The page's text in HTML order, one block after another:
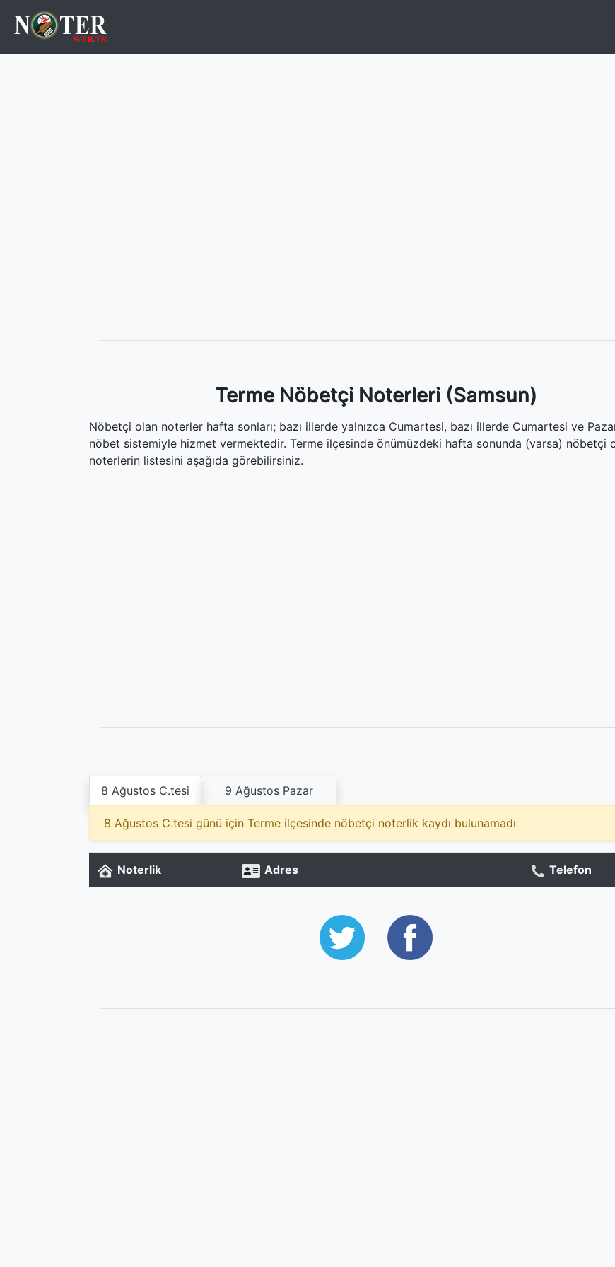
Terme Nöbetçi Noterleri (Samsun)
Nöbetçi olan noterler hafta sonları; bazı illerde yalnızca Cumartesi, bazı illerde Cumartesi ve
nöbet sistemiyle hizmet vermektedir. Terme ilçesinde önümüzdeki hafta sonunda (varsa) nöbetçi
noterlerin listesini aşağıda görebilirsiniz.
8 Ağustos C.tesi 9 Ağustos Pazar
8 Ağustos C.tesi günü için Terme ilçesinde nöbetçi noterlik kaydı bulunamadı
Noterlik Adres Telefon